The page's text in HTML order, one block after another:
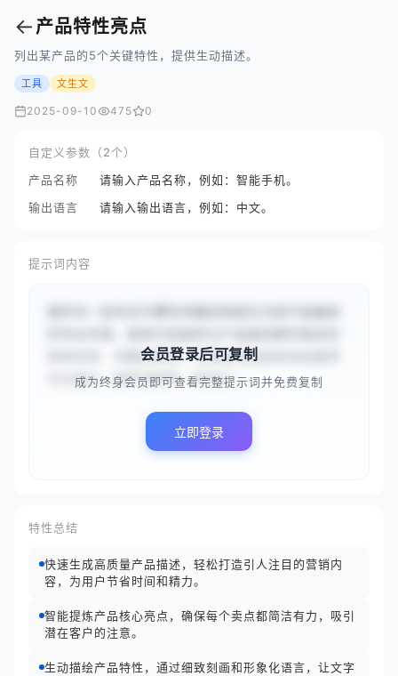
← 产品特性亮点
列出某产品的5个关键特性，提供生动描述。
工具 文生文
2025-09-10 475 0
自定义参数（2个）
产品名称
请输入产品名称，例如：智能手机。
输出语言
请输入输出语言，例如：中文。
提示词内容
具体任务、问题或场景，您需要根据这些信息提供
专业建议、推荐或解释，帮助打...
会员登录后可复制
成为终身会员即可查看完整提示词并免费复制
立即登录
特性总结
快速生成高质量产品描述，轻松打造引人注目的营销内
容，为用户节省时间和精力。
智能提炼产品核心亮点，确保每个卖点都简洁有力，吸引
潜在客户的注意。
生动描绘产品特性，通过细致刻画和形象化语言，让文字